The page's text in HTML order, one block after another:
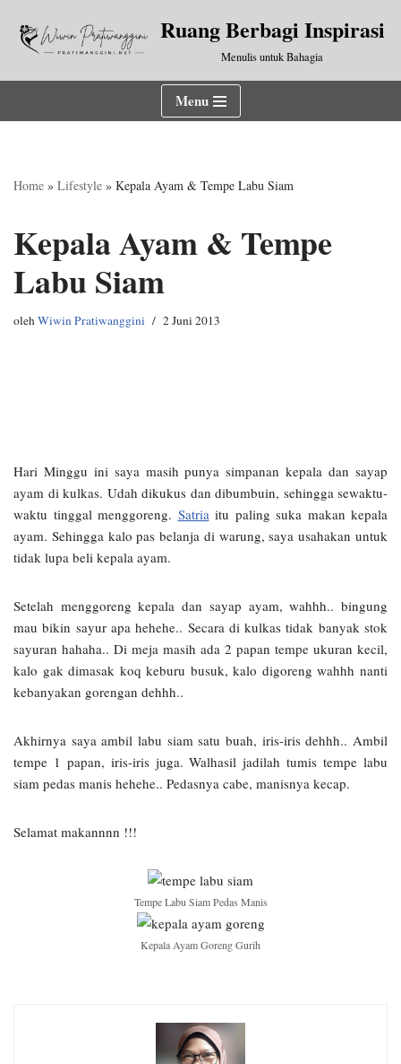
Lompat
Ruang Berbagi Inspirasi
Menulis untuk Bahagia
Menu
Home » Lifestyle » Kepala Ayam & Tempe Labu Siam
Kepala Ayam & Tempe
Labu Siam
olehWiwin Pratiwanggini 2 Juni 2013
Hari Minggu ini saya masih punya simpanan kepala dan sayap
ayam di kulkas. Udah dikukus dan dibumbuin, sehingga sewaktu-
waktu tinggal menggoreng. Satriaitu paling suka makan kepala
ayam. Sehingga kalo pas belanja di warung, saya usahakan untuk
tidak lupa beli kepala ayam.
Setelah menggoreng kepala dan sayap ayam, wahhh.. bingung
mau bikin sayur apa hehehe.. Secara di kulkas tidak banyak stok
sayuran hahaha.. Di meja masih ada 2 papan tempe ukuran kecil,
kalo gak dimasak koq keburu busuk, kalo digoreng wahhh nanti
kebanyakan gorengan dehhh..
Akhirnya saya ambil labu siam satu buah, iris-iris dehhh.. Ambil
tempe 1 papan, iris-iris juga. Walhasil jadilah tumis tempe labu
siam pedas manis hehehe.. Pedasnya cabe, manisnya kecap.
Selamat makannnn !!!
Tempe Labu Siam Pedas Manis
Kepala Ayam Goreng Gurih